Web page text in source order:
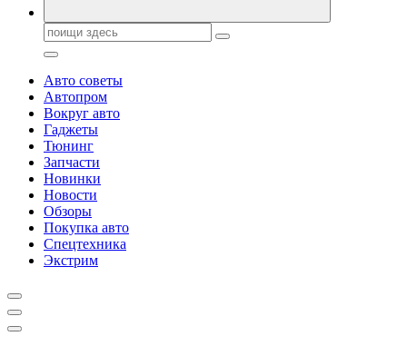
Поиск:
Авто советы
Автопром
Вокруг авто
Гаджеты
Тюнинг
Запчасти
Новинки
Новости
Обзоры
Покупка авто
Спецтехника
Экстрим